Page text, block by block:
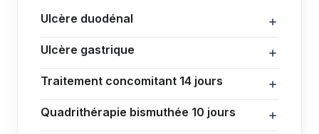
Ulcère duodénal
Ulcère gastrique
Traitement concomitant 14 jours
Quadrithérapie bismuthée 10 jours